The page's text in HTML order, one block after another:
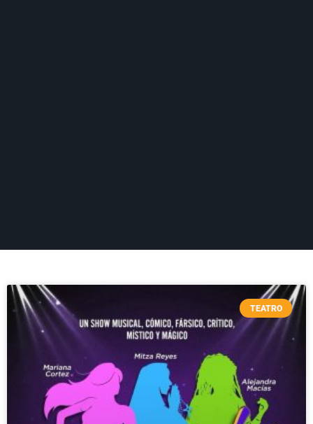
TEATRO